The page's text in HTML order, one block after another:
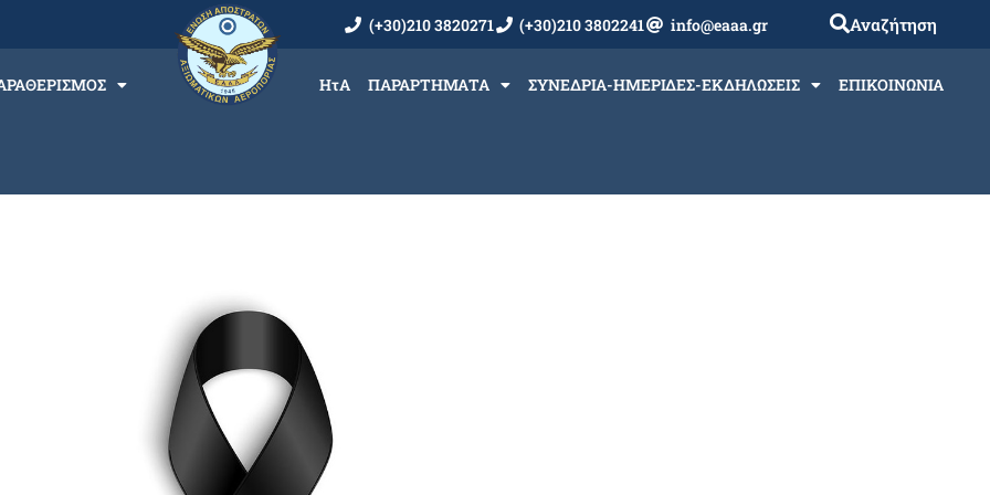
(+30)210 3820271 (+30)210 3802241 info@eaaa.gr Αναζήτηση
ΗτΑ ΠΑΡΑΡΤΗΜΑΤΑ ΣΥΝΕΔΡΙΑ-ΗΜΕΡΙΔΕΣ-ΕΚΔΗΛΩΣΕΙΣ ΕΠΙΚΟΙΝΩΝΙΑ